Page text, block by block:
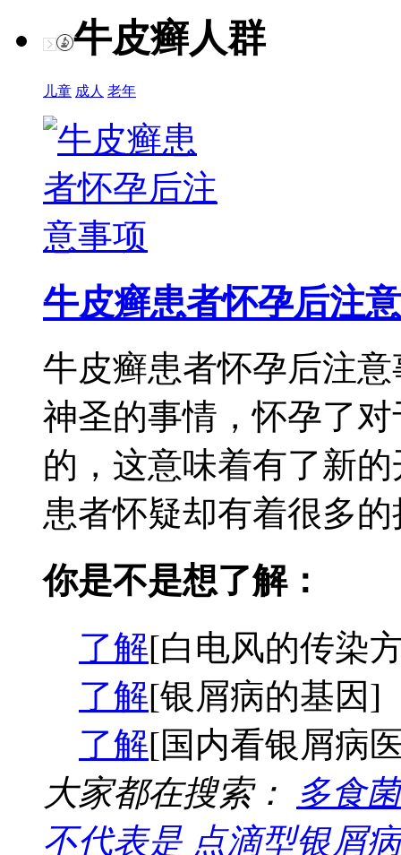
牛皮癣人群
儿童 成人 老年
牛皮癣患者怀孕后注意
牛皮癣患者怀孕后注
神圣的事情，怀孕了
的，这意味着有了新
患者怀疑却有着很多
你是不是想了解：
了解[白电风的传染
了解[银屑病的基因]
了解[国内看银屑病
大家都在搜索：
多食
不代表是 点滴型银屑